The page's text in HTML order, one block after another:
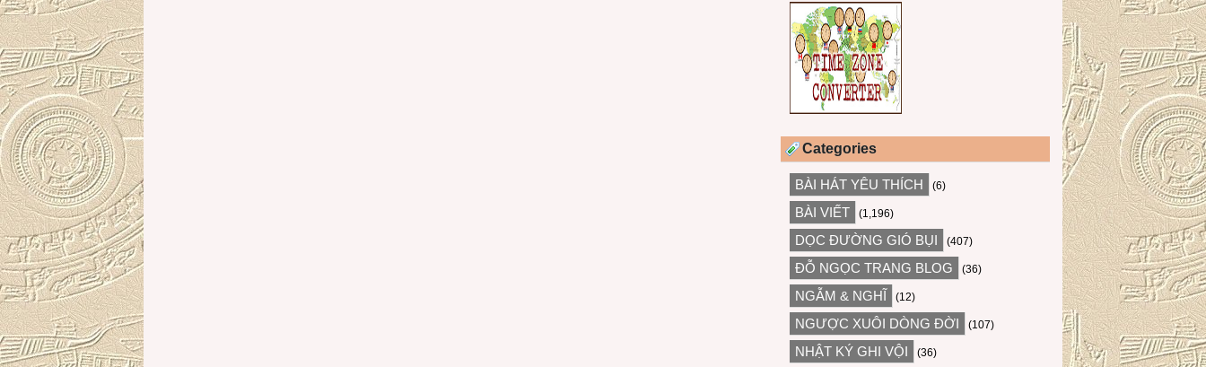
Categories
BÀI HÁT YÊU THÍCH (6)
BÀI VIẾT (1,196)
DỌC ĐƯỜNG GIÓ BỤI (407)
ĐỖ NGỌC TRANG BLOG (36)
NGẪM & NGHĨ (12)
NGƯỢC XUÔI DÒNG ĐỜI (107)
NHẬT KÝ GHI VỘI (36)